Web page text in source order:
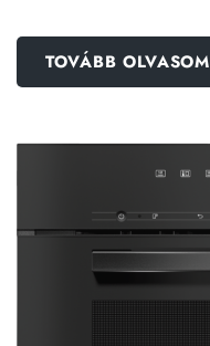
TOVÁBB OLVASOM